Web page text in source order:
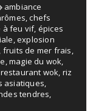
ambiance
,chefs
à feu vif, épices
,explosion
, fruits de mer frais,
,magie du wok,
restaurant wok, riz
asiatiques,
tendres,